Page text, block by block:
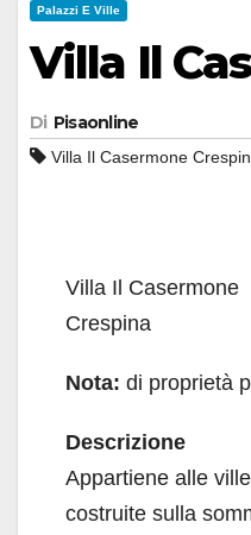
Palazzi E Ville
Villa Il
Di Pisaonline
Villa Il Casermone
Villa Il Casermone
Crespina
Nota: di proprietà
Descrizione
Appartiene alle
costruite sulla